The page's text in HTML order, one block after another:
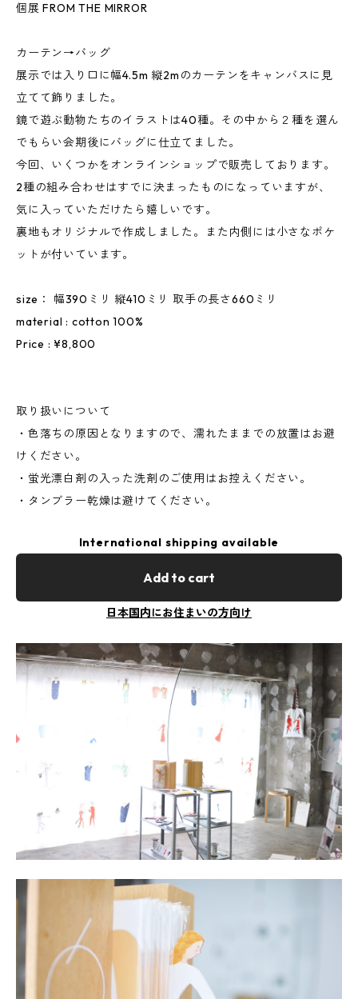
個展 FROM THE MIRROR
カーテン→バッグ
展示では入り口に幅4.5m 縦2mのカーテンをキャンバスに見
立てて飾りました。
鏡で遊ぶ動物たちのイラストは40種。その中から２種を選ん
でもらい会期後にバッグに仕立てました。
今回、いくつかをオンラインショップで販売しております。
2種の組み合わせはすでに決まったものになっていますが、
気に入っていただけたら嬉しいです。
裏地もオリジナルで作成しました。また内側には小さなポケ
ットが付いています。
size： 幅390ミリ 縦410ミリ 取手の長さ660ミリ
material : cotton 100%
Price : ¥8,800
取り扱いについて
・色落ちの原因となりますので、濡れたままでの放置はお避
けください。
・蛍光漂白剤の入った洗剤のご使用はお控えください。
・タンブラー乾燥は避けてください。
International shipping available
Add to cart
日本国内にお住まいの方向け